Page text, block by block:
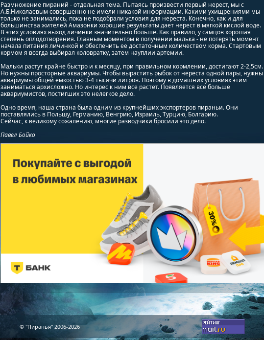
Размножение пираний - отдельная тема. Пытаясь произвести первый нерест, мы с
А.Б.Николаевым совершенно не имели никакой информации. Какими ухищрениями мы
только не занимались, пока не подобрали условия для нереста. Конечно, как и для
большинства жителей Амазонки хорошие результаты дает нерест в мягкой кислой воде.
В этих условиях выход личинки значительно больше. Как правило, у самцов хорошая
степень оплодотворения. Главным моментом в получении малька - не потерять момент
начала питания личинкой и обеспечить ее достаточным количеством корма. Стартовым
кормом я всегда выбирал коловратку, затем науплии артемии.
Мальки растут крайне быстро и к месяцу, при правильном кормлении, достигают 2-2,5см.
Но нужны просторные аквариумы. Чтобы вырастить рыбок от нереста одной пары, нужны
аквариумы общей емкостью 3-4 тысячи литров. Поэтому в домашних условиях этим
заниматься архисложно. Но интерес к ним все растет. Появляется все больше
аквариумистов, постигших это нелегкое дело.
Одно время, наша страна была одним из крупнейших экспортеров пираньи. Они
поставлялись в Польшу, Германию, Венгрию, Израиль, Турцию, Болгарию.
Сейчас, к великому сожалению, многие разводчики бросили это дело.
Павел Бойко
© "Пиранья" 2006-2026